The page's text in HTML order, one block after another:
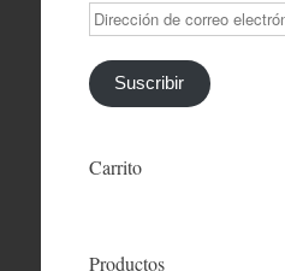
Dirección
de
correo
electrónico
Suscribir
Carrito
Productos